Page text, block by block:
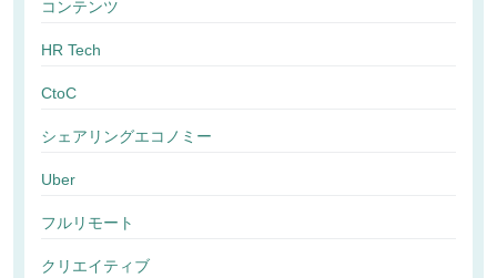
コンテンツ
HR Tech
CtoC
シェアリングエコノミー
Uber
フルリモート
クリエイティブ